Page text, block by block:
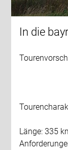
In die
Länge: 335